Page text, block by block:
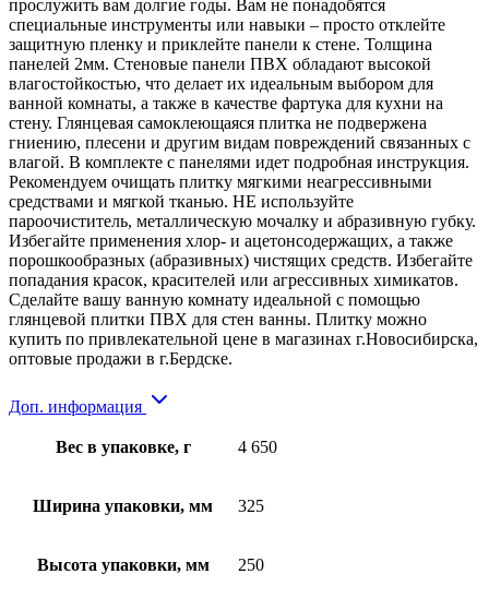
прослужить вам долгие годы. Вам не понадобятся
специальные инструменты или навыки – просто отклейте
защитную пленку и приклейте панели к стене. Толщина
панелей 2мм. Стеновые панели ПВХ обладают высокой
влагостойкостью, что делает их идеальным выбором для
ванной комнаты, а также в качестве фартука для кухни на
стену. Глянцевая самоклеющаяся плитка не подвержена
гниению, плесени и другим видам повреждений связанных с
влагой. В комплекте с панелями идет подробная инструкция.
Рекомендуем очищать плитку мягкими неагрессивными
средствами и мягкой тканью. НЕ используйте
пароочиститель, металлическую мочалку и абразивную губку.
Избегайте применения хлор- и ацeтoнсодержащих, а также
порошкообразных (абразивных) чистящих средств. Избегайте
попадания красок, красителей или агрессивных химикатов.
Сделайте вашу ванную комнату идеальной с помощью
глянцевой плитки ПВХ для стен ванны. Плитку можно
купить по привлекательной цене в магазинах г.Новосибирска,
оптовые продажи в г.Бердске.
Доп. информация
Вес в упаковке, г 4 650
Ширина упаковки, мм 325
Высота упаковки, мм 250